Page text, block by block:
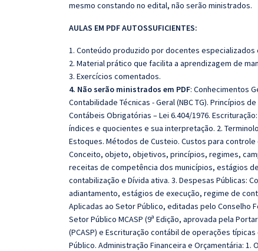
mesmo constando no edital, não serão ministrados.
AULAS EM PDF AUTOSSUFICIENTES:
1. Conteúdo produzido por docentes
2. Material prático que facilita a aprendizagem de
3. Exercícios comentados.
4. Não serão ministrados em PDF: Conhecimentos
Contabilidade Técnicas - Geral (NBC TG). Princípios
Contábeis Obrigatórias – Lei 6.404/1976.
índices e quocientes e sua interpretação. 2.
Estoques. Métodos de Custeio. Custos para
Conceito, objeto, objetivos, princípios, regimes,
receitas de competência dos municípios, estágios
contabilização e Dívida ativa. 3. Despesas Públicas:
adiantamento, estágios de execução, regime de
Aplicadas ao Setor Público, editadas pelo Conselho
Setor Público MCASP (9ª Edição, aprovada pela
(PCASP) e Escrituração contábil de operações
Público. Administração Financeira e Orçamentária: